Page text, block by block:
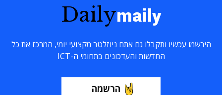
Dailymaily
הירשמו עכשיו ותקבלו גם אתם ניוזלטר מקצועי יומי, המרכז את כל
החדשות והעדכונים בתחומי ה-ICT
הרשמה